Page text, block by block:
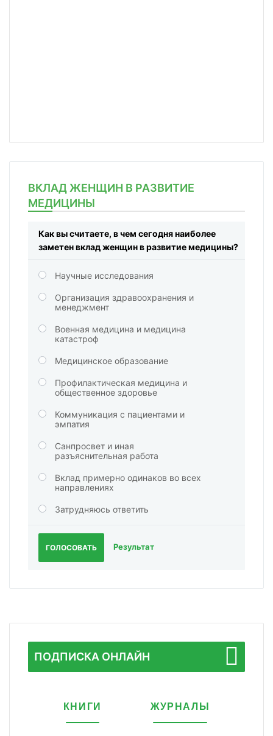
ВКЛАД ЖЕНЩИН В РАЗВИТИЕ
МЕДИЦИНЫ
Как вы считаете, в чем сегодня наиболее
заметен вклад женщин в развитие медицины?
Научные исследования
Организация здравоохранения и
менеджмент
Военная медицина и медицина
катастроф
Медицинское образование
Профилактическая медицина и
общественное здоровье
Коммуникация с пациентами и
эмпатия
Санпросвет и иная
разъяснительная работа
Вклад примерно одинаков во всех
направлениях
Затрудняюсь ответить
ГОЛОСОВАТЬ Результат
ПОДПИСКА ОНЛАЙН
КНИГИ ЖУРНАЛЫ